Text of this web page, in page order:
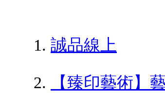
誠品線上
【臻印藝術】